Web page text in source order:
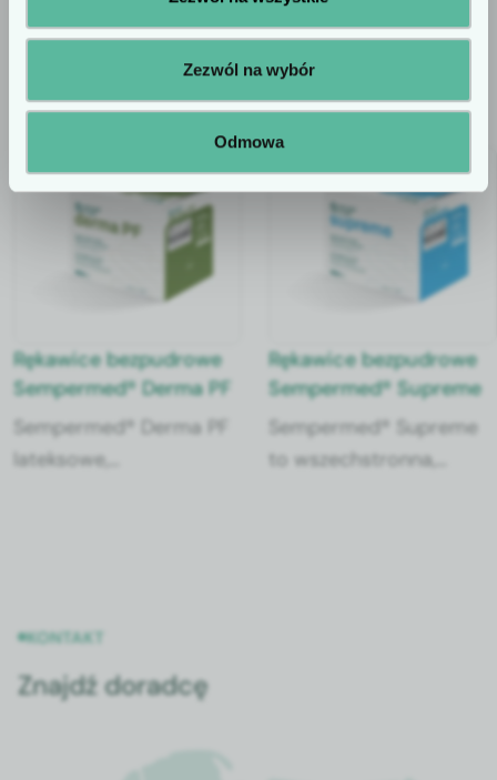
Zezwól na wybór
Odmowa
Sprawdź także
Rękawice bezpudrowe
Sempermed® Derma PF
Sempermed® Derma PF
lateksowe,
Rękawice bezpudrowe
Sempermed® Supreme
Sempermed® Supreme
to wszechstronna,
KONTAKT
Znajdź doradcę
potwierdzenie statusu profesjonalisty.